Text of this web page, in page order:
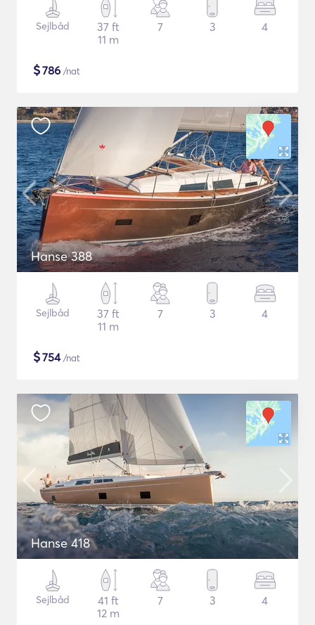
Sejlbåd
37 ft
11 m
7 3 4
$786 /nat
Hanse 388
Sejlbåd
37 ft
11 m
7 3 4
$754/nat
Hanse 418
Sejlbåd
41 ft
12 m
7 3 4